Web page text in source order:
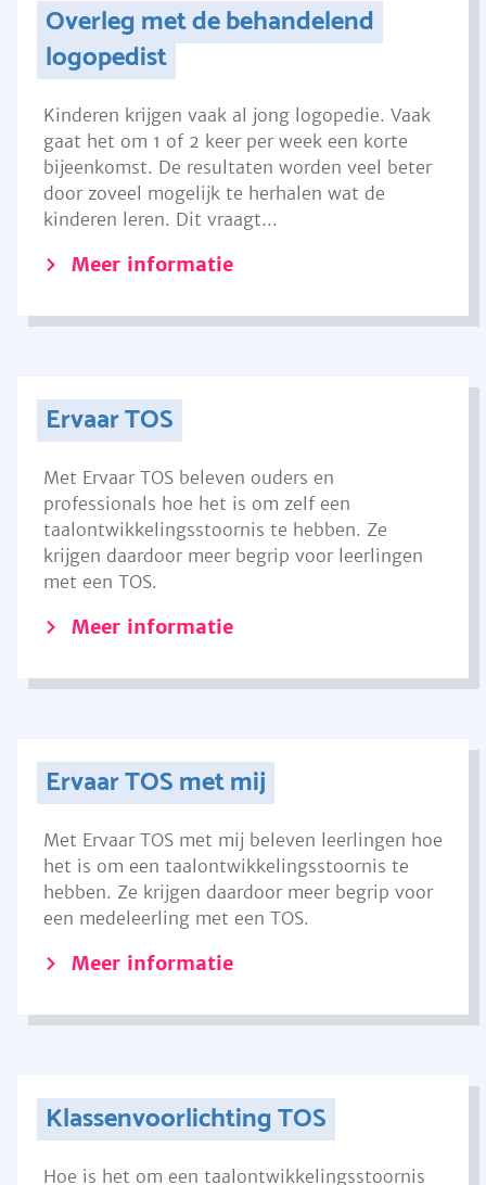
Overleg met de behandelend
logopedist
Kinderen krijgen vaak al jong logopedie. Vaak
gaat het om 1 of 2 keer per week een korte
bijeenkomst. De resultaten worden veel beter
door zoveel mogelijk te herhalen wat de
kinderen leren. Dit vraagt...
Meer informatie
Ervaar TOS
Met Ervaar TOS beleven ouders en
professionals hoe het is om zelf een
taalontwikkelingsstoornis te hebben. Ze
krijgen daardoor meer begrip voor leerlingen
met een TOS.
Meer informatie
Ervaar TOS met mij
Met Ervaar TOS met mij beleven leerlingen hoe
het is om een taalontwikkelingsstoornis te
hebben. Ze krijgen daardoor meer begrip voor
een medeleerling met een TOS.
Meer informatie
Klassenvoorlichting TOS
Hoe is het om een taalontwikkelingsstoornis